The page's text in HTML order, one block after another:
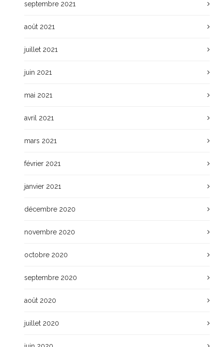
septembre 2021
août 2021
juillet 2021
juin 2021
mai 2021
avril 2021
mars 2021
février 2021
janvier 2021
décembre 2020
novembre 2020
octobre 2020
septembre 2020
août 2020
juillet 2020